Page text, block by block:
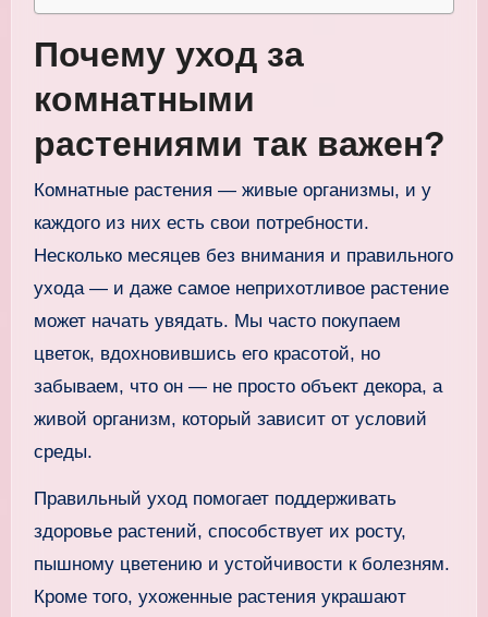
Почему уход за
комнатными
растениями так важен?
Комнатные растения — живые организмы, и у
каждого из них есть свои потребности.
Несколько месяцев без внимания и правильного
ухода — и даже самое неприхотливое растение
может начать увядать. Мы часто покупаем
цветок, вдохновившись его красотой, но
забываем, что он — не просто объект декора, а
живой организм, который зависит от условий
среды.
Правильный уход помогает поддерживать
здоровье растений, способствует их росту,
пышному цветению и устойчивости к болезням.
Кроме того, ухоженные растения украшают